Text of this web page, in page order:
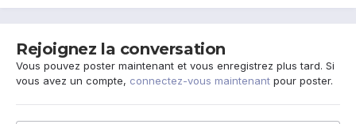
Rejoignez la conversation
Vous pouvez poster maintenant et vous enregistrez plus tard. Si
vous avez un compte, connectez-vous maintenant pour poster.